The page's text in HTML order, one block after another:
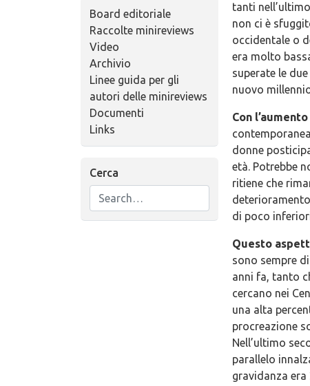
Board editoriale
Raccolte minireviews
Video
Archivio
Linee guida per gli
autori delle minireviews
Documenti
Links
Cerca
tanti
non ci è
occidentale o
era molto
superate le
nuovo
Con
donne
età. Potrebbe
ritiene che
di poco
Questo
sono sempre
anni fa, tanto
cercano nei
una alta
procreazione
Nell’ultimo
parallelo
gravidanza era